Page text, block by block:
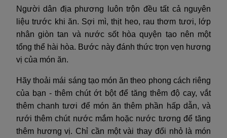
Người dân địa phương luôn trộn đều tất cả nguyên
liệu trước khi ăn. Sợi mì, thịt heo, rau thơm tươi, lớp
nhân giòn tan và nước sốt hòa quyện tạo nên một
tổng thể hài hòa. Bước này đánh thức trọn vẹn hương
vị của món ăn.
Hãy thoải mái sáng tạo món ăn theo phong cách riêng
của bạn - thêm chút ớt bột để tăng thêm độ cay, vắt
thêm chanh tươi để món ăn thêm phần hấp dẫn, và
rưới thêm chút nước mắm hoặc nước tương để tăng
thêm hương vị. Chỉ cần một vài thay đổi nhỏ là món